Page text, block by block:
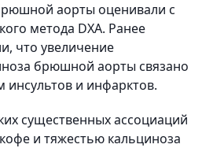
аорты оценивали с
метода DXA. Ранее
что увеличение
брюшной аорты связано
и инфарктов.
существенных ассоциаций
и тяжестью кальциноза